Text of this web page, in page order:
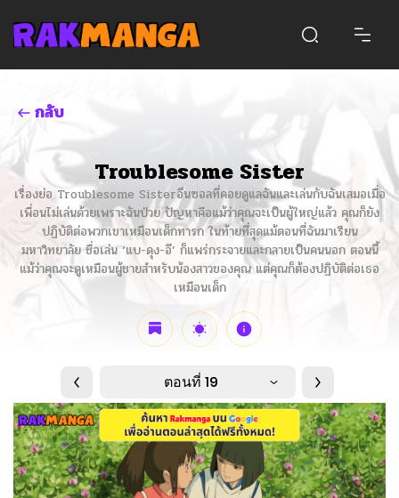
กลับ
Troublesome Sister
เรื่องย่อ Troublesome Sisterอึนซอลที่คอยดูแลฉันและเล่นกับฉันเสมอเมื่อ
เพื่อนไม่เล่นด้วยเพราะฉันป่วย ปัญหาคือแม้ว่าคุณจะเป็นผู้ใหญ่แล้ว คุณก็ยัง
ปฏิบัติต่อพวกเขาเหมือนเด็กทารก ในท้ายที่สุดแม้ตอนที่ฉันมาเรียน
มหาวิทยาลัย ชื่อเล่น ‘แบ-ดุง-อี’ ก็แพร่กระจายและกลายเป็นคนนอก ตอนนี้
แม้ว่าคุณจะดูเหมือนผู้ชายสำหรับน้องสาวของคุณ แต่คุณก็ต้องปฏิบัติต่อเธอ
เหมือนเด็ก
ตอนที่ 19